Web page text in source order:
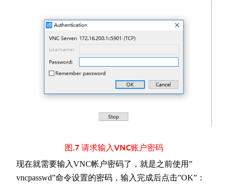
图.7 请求输入VNC账户密码
现在就需要输入VNC帐户密码了，就是之前使用”
vncpasswd”命令设置的密码，输入完成后点击”OK”：